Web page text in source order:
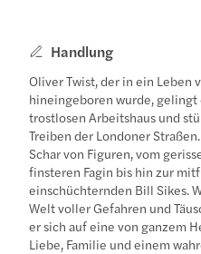
Handlung
Oliver Twist, der in ein Leben
hineingeboren wurde, gelingt
trostlosen Arbeitshaus und
Treiben der Londoner
Schar von Figuren, vom
finsteren Fagin bis hin zur
einschüchternden Bill Sikes.
Welt voller Gefahren und
er sich auf eine von ganzem
Liebe, Familie und einem